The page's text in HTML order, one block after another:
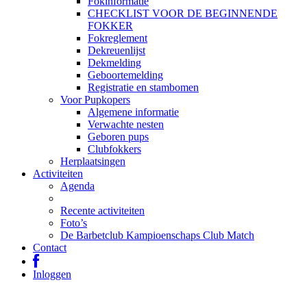
CHECKLIST VOOR DE BEGINNENDE
FOKKER
Fokreglement
Dekreuenlijst
Dekmelding
Geboortemelding
Registratie en stambomen
Voor Pupkopers
Algemene informatie
Verwachte nesten
Geboren pups
Clubfokkers
Herplaatsingen
Activiteiten
Agenda
Recente activiteiten
Foto’s
De Barbetclub Kampioenschaps Club Match
Contact
Inloggen